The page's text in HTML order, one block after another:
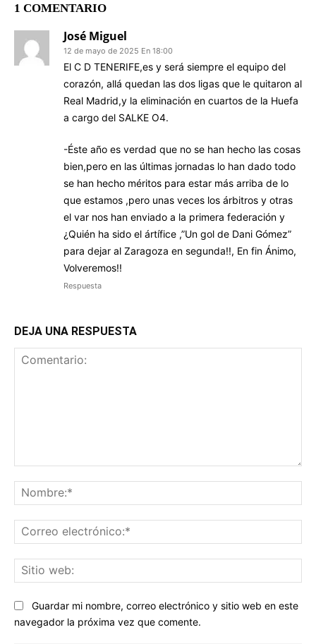
1 COMENTARIO
José Miguel
12 de mayo de 2025 En 18:00
El C D TENERIFE,es y será siempre el equipo del
corazón, allá quedan las dos ligas que le quitaron al
Real Madrid,y la eliminación en cuartos de la Huefa
a cargo del SALKE O4.
-Éste año es verdad que no se han hecho las cosas
bien,pero en las últimas jornadas lo han dado todo
se han hecho méritos para estar más arriba de lo
que estamos ,pero unas veces los árbitros y otras
el var nos han enviado a la primera federación y
¿Quién ha sido el ártífice ,”Un gol de Dani Gómez”
para dejar al Zaragoza en segunda!!, En fin Ánimo,
Volveremos!!
Respuesta
DEJA UNA RESPUESTA
Guardar mi nombre, correo electrónico y sitio web en este
navegador la próxima vez que comente.